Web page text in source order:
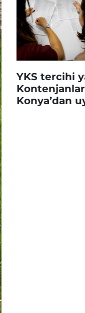
YKS tercihi
Konya’dan